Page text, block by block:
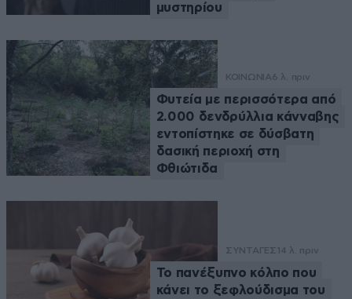
μυστηρίου
ΚΟΙΝΩΝΙΑ6 λ. πριν
Φυτεία με περισσότερα από
2.000 δενδρύλλια κάνναβης
εντοπίστηκε σε δύσβατη
δασική περιοχή στη
Φθιώτιδα
ΣΥΝΤΑΓΕΣ 14 λ. πριν
Το πανέξυπνο κόλπο που
κάνει το ξεφλούδισμα του